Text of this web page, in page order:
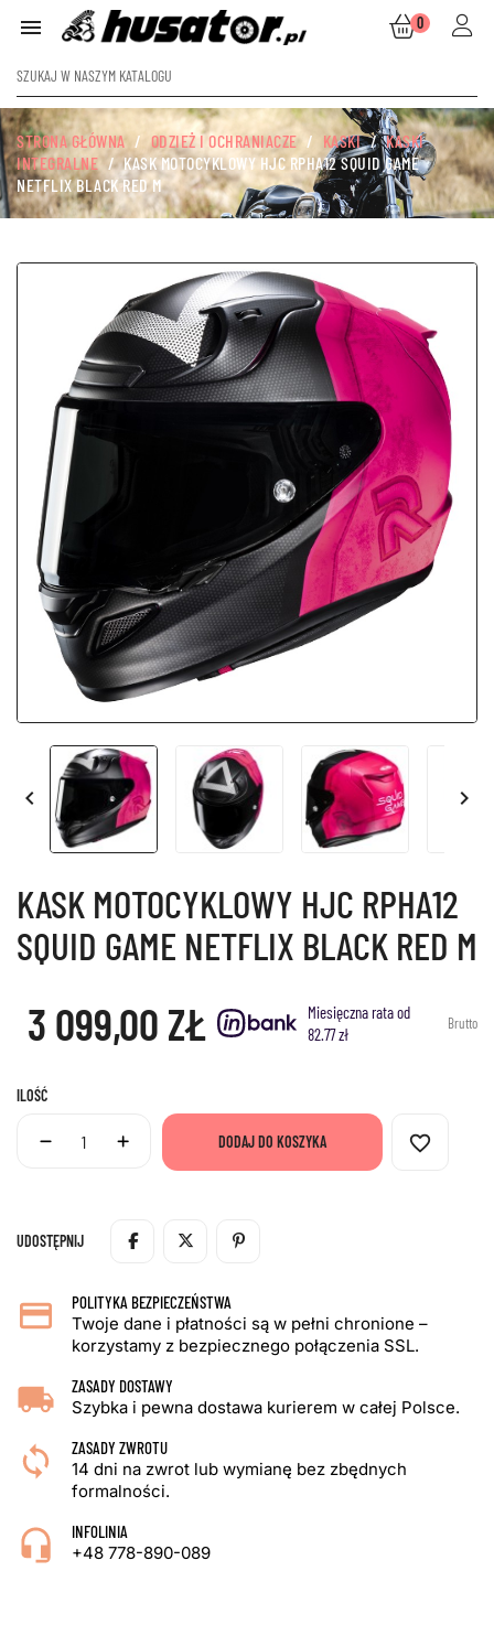
 0
STRONA GŁÓWNA ODZIEŻ I OCHRANIACZE KASKI
KASKI
INTEGRALNE
KASK MOTOCYKLOWY HJC RPHA12 SQUID GAME
NETFLIX BLACK RED M
 
KASK MOTOCYKLOWY HJC RPHA12
SQUID GAME NETFLIX BLACK RED M
3 099,00 ZŁ
Miesięczna rata od
82.77 zł
Brutto
ILOŚĆ
DODAJ DO KOSZYKA favorite_border
UDOSTĘPNIJ
POLITYKA BEZPIECZEŃSTWA
Twoje dane i płatności są w pełni chronione –
korzystamy z bezpiecznego połączenia SSL.
ZASADY DOSTAWY
Szybka i pewna dostawa kurierem w całej Polsce.
ZASADY ZWROTU
14 dni na zwrot lub wymianę bez zbędnych
formalności.
INFOLINIA
+48 778-890-089